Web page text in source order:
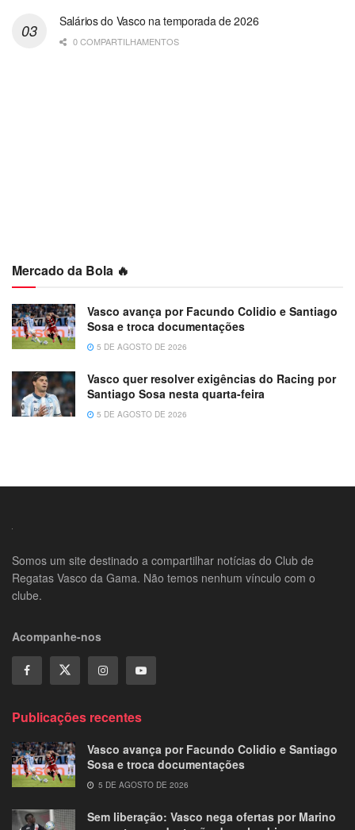
Salários do Vasco na temporada de 2026
0 COMPARTILHAMENTOS
Mercado da Bola 🔥
Vasco avança por Facundo Colidio e Santiago
Sosa e troca documentações
5 DE AGOSTO DE 2026
Vasco quer resolver exigências do Racing por
Santiago Sosa nesta quarta-feira
5 DE AGOSTO DE 2026
Somos um site destinado a compartilhar notícias do Club de
Regatas Vasco da Gama. Não temos nenhum vínculo com o
clube.
Acompanhe-nos
Publicações recentes
Vasco avança por Facundo Colidio e Santiago
Sosa e troca documentações
5 DE AGOSTO DE 2026
Sem liberação: Vasco nega ofertas por Marino